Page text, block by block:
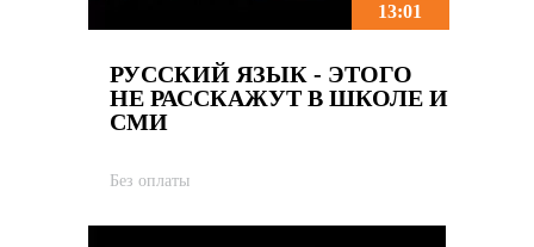
13:01
РУССКИЙ ЯЗЫК - ЭТОГО
НЕ РАССКАЖУТ В ШКОЛЕ И
СМИ
Без оплаты